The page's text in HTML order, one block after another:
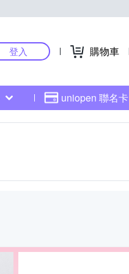
登入 購物車
uniopen 聯名卡